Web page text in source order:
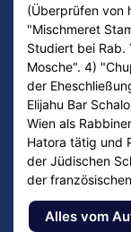
(Überprüfen von
"Mischmeret
Studiert bei
Mosche". 4)
der
Elijahu Bar
Wien als
Hatora tätig und
der Jüdischen
der
Alles vom